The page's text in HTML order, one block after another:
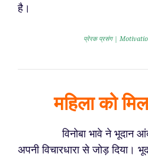
है।
प्रेरक प्रसंग |
महिला को
विनोबा भावे ने भूदान
अपनी विचारधारा से जोड़ दिया।